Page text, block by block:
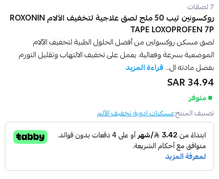
7 لصقات
روكسونين تيب 50 ملج لصق علاجية لتخفيف الآلام ROXONIN
TAPE LOXOPROFEN 7P
لصق مسكن روكسولين من أفضل الحلول الطبية لتخفيف الآلام
الموضعية بسرعة وفعالية. يعمل على تخفيف الالتهاب وتقليل التورم
بفضل مادته ال...قراءة المزيد
34.94 SAR
متوفر
تصنيف المنتج:مسكنات ادوية تخفيف الألم